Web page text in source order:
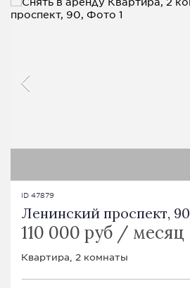
ID 47879
Ленинский проспект, 90
110 000 руб / месяц
Квартира, 2 комнаты